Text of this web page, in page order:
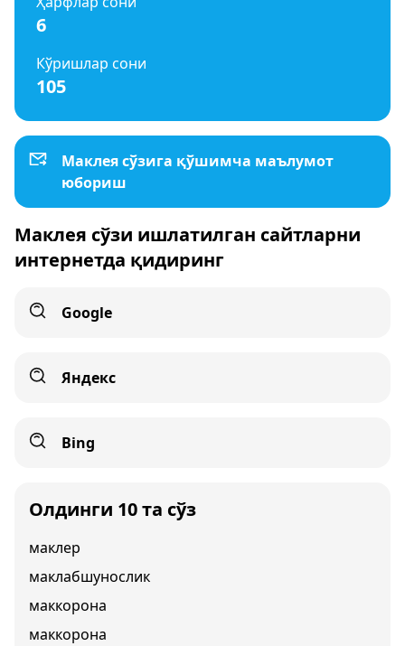
6
Кўришлар сони
105
Маклея сўзига қўшимча маълумот
юбориш
Маклея сўзи ишлатилган сайтларни
интернетда қидиринг
Google
Яндекс
Bing
Олдинги 10 та сўз
маклер
маклабшунослик
маккорона
маккорона